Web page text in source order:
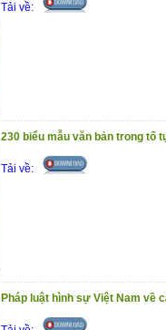
Tải về:
230 biểu mẫu văn bản trong tố
Tải về:
Pháp luật hình sự Việt Nam về